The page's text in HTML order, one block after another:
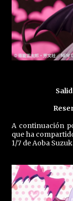
A continuación
que ha
1/7 de Aoba